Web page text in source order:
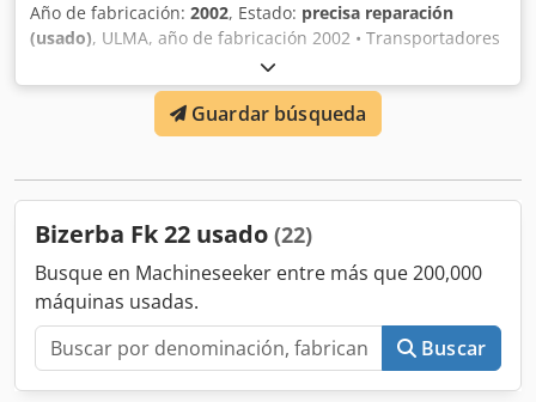
Año de fabricación: 2002, Estado: precisa reparación
(usado), ULMA, año de fabricación 2002 • Transportadores
de alimentación extendidos. • Lubricación centralizada. •
Limpieza sanitaria de la bandeja. • Transportadores de
salida por gravedad y motorizados: en línea, 90º, 180º, ... •
Dispositivo de sellado adicional de 1 metro. • Dispositivo
impresas. • Dispositivo de fijación de banda impresa. •
Apyjf • Enfriador de sellado. • Otros (Consultar). Máquina
de envasado de alto rendimiento, desarrollada
especialmente para el envasado de bandejas en centros
de procesamiento (carne, aves, pescado, verduras, frutas)
y supermercados de gran volumen. Amplia gama de
modelos para satisfacer las necesidades de los clientes. Su
robustez, fiabilidad, facilidad de uso y cambio automático
Guardar búsqueda
Bizerba Fk 22 usado (22)
Busque en Machineseeker entre más que 200,000
máquinas usadas.
Buscar